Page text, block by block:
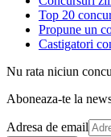
Top 20
Propune un
Castigatori
Nu rata niciun
Aboneaza-te la
Adresa de email